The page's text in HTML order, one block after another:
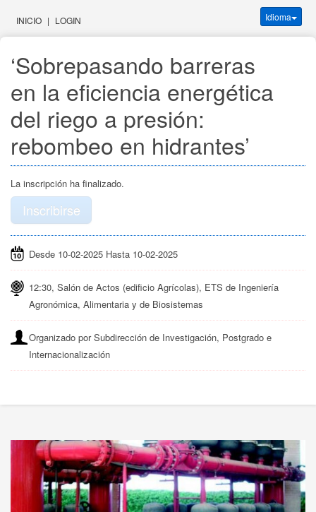
INICIO | LOGIN Idioma
‘Sobrepasando barreras
en la eficiencia energética
del riego a presión:
rebombeo en hidrantes’
La inscripción ha finalizado.
Inscribirse
Desde 10-02-2025 Hasta 10-02-2025
12:30, Salón de Actos (edificio Agrícolas), ETS de Ingeniería
Agronómica, Alimentaria y de Biosistemas
Organizado por Subdirección de Investigación, Postgrado e
Internacionalización